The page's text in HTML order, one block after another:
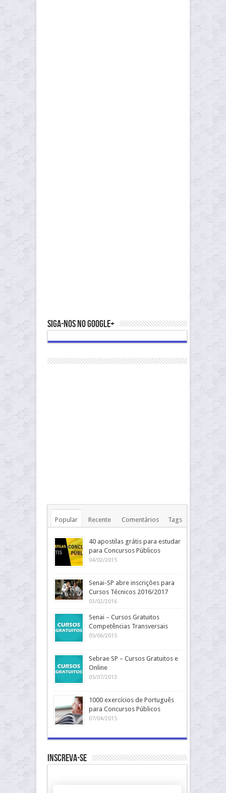
Siga-nos no Google+
Popular Recente Comentários Tags
40 apostilas grátis para estudar
para Concursos Públicos
04/02/2015
Senai-SP abre inscrições para
Cursos Técnicos 2016/2017
03/02/2016
Senai – Cursos Gratuitos
Competências Transversais
05/06/2015
Sebrae SP – Cursos Gratuitos e
Online
05/07/2013
1000 exercícios de Português
para Concursos Públicos
07/04/2015
Inscreva-se